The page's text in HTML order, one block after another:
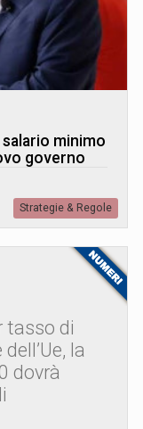
minimo
governo
Strategie & Regole
tasso di
la
dovrà